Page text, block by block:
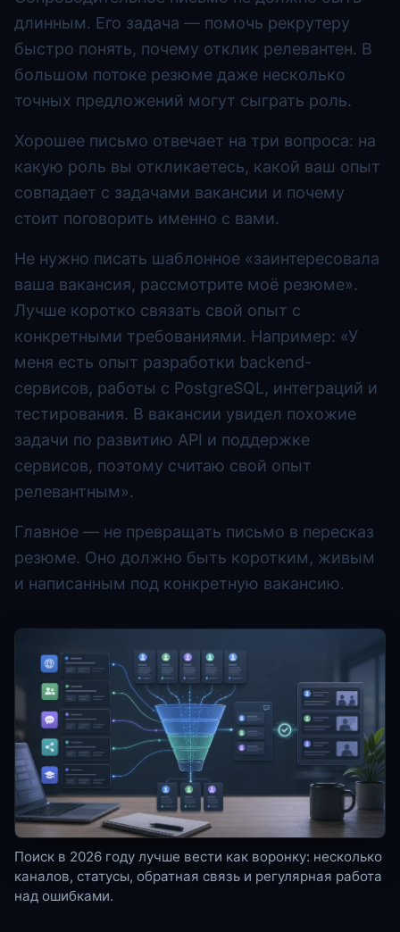
длинным. Его задача — помочь рекрутеру
быстро понять, почему отклик релевантен. В
большом потоке резюме даже несколько
точных предложений могут сыграть роль.
Хорошее письмо отвечает на три вопроса: на
какую роль вы откликаетесь, какой ваш опыт
совпадает с задачами вакансии и почему
стоит поговорить именно с вами.
Не нужно писать шаблонное «заинтересовала
ваша вакансия, рассмотрите моё резюме».
Лучше коротко связать свой опыт с
конкретными требованиями. Например: «У
меня есть опыт разработки backend-
сервисов, работы с PostgreSQL, интеграций и
тестирования. В вакансии увидел похожие
задачи по развитию API и поддержке
сервисов, поэтому считаю свой опыт
релевантным».
Главное — не превращать письмо в пересказ
резюме. Оно должно быть коротким, живым
и написанным под конкретную вакансию.
Поиск в 2026 году лучше вести как воронку: несколько
каналов, статусы, обратная связь и регулярная работа
над ошибками.